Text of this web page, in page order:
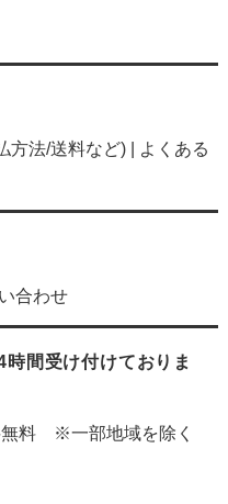
方法/送料など)|
よくある
合わせ
間受け付けておりま
無料 ※一部地域を除く